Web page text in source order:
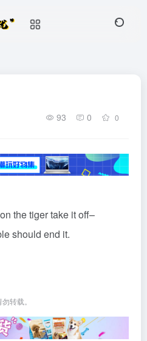
93 0 0
the tiger take it off–
should end it.
转载。